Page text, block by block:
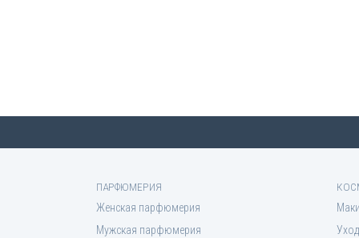
ПАРФЮМЕРИЯ
Женская парфюмерия
Мужская парфюмерия